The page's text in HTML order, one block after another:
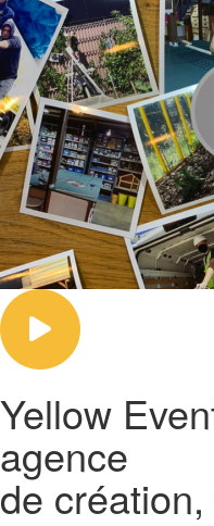
Yellow
agence
de